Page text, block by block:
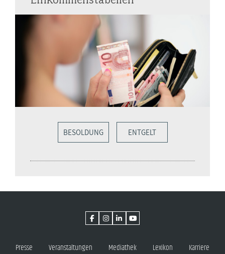
BESOLDUNG ENTGELT
Presse Veranstaltungen Mediathek Lexikon Karriere